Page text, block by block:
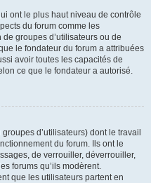
ont le plus haut niveau de contrôle
du forum comme les
groupes d’utilisateurs ou de
le fondateur du forum a attribuées
avoir toutes les capacités de
ce que le fondateur a autorisé.
d’utilisateurs) dont le travail
du forum. Ils ont le
de verrouiller, déverrouiller,
forums qu’ils modèrent.
que les utilisateurs partent en